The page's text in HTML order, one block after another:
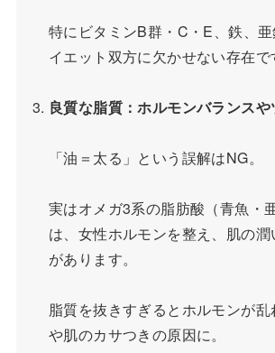
特にビタミンB群・C・E、鉄、
イエット双方に欠かせない存在で
良質な脂質：ホルモンバランス
「油＝太る」という誤解はNG。
実はオメガ3系の脂肪酸（青魚・
は、女性ホルモンを整え、肌の潤
があります。
脂質を抜きすぎるとホルモンが
や肌のカサつきの原因に。